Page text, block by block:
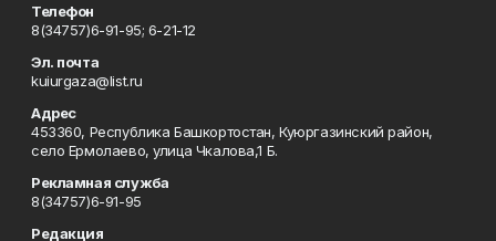
Телефон
8(34757)6-91-95; 6-21-12
Эл. почта
kuiurgaza@list.ru
Адрес
453360, Республика Башкортостан, Куюргазинский район,
село Ермолаево, улица Чкалова,1 Б.
Рекламная служба
8(34757)6-91-95
Редакция